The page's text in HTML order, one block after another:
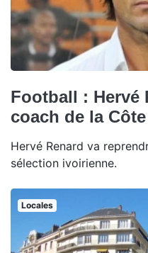
Football : Hervé
coach de la
Hervé Renard va
sélection ivoirienne.
Locales